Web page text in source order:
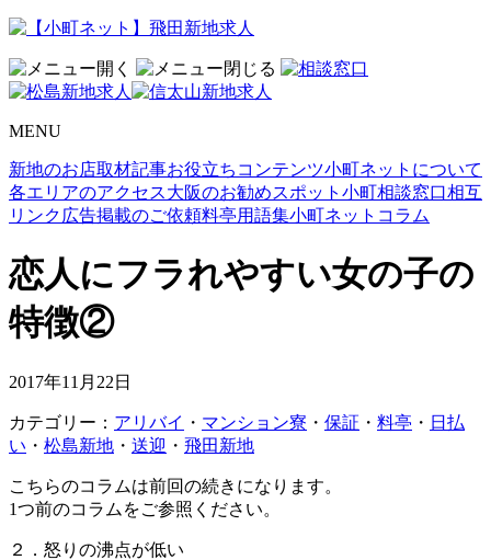
MENU
新地のお店取材記事お役立ちコンテンツ小町ネットについて
各エリアのアクセス大阪のお勧めスポット 小町相談窓口相互
リンク 広告掲載のご依頼料亭用語集小町ネットコラム
恋人にフラれやすい女の子の
特徴②
2017年11月22日
カテゴリー： アリバイ ・ マンション寮 ・ 保証 ・ 料亭 ・ 日払
い ・ 松島新地 ・ 送迎 ・ 飛田新地
こちらのコラムは前回の続きになります。
1つ前のコラムをご参照ください。
２．怒りの沸点が低い